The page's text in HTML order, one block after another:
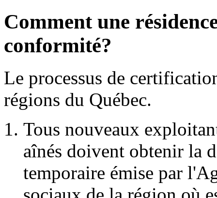
Comment une
conformité?
Le processus de
régions du Québec.
Tous nouveaux
aînés doivent obtenir la
temporaire émise par